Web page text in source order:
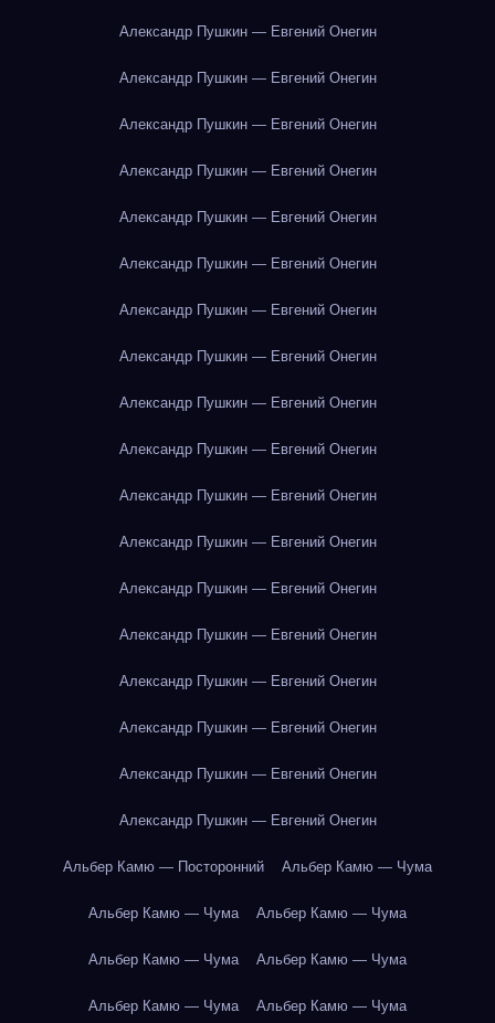
Александр Пушкин — Евгений Онегин
Александр Пушкин — Евгений Онегин
Александр Пушкин — Евгений Онегин
Александр Пушкин — Евгений Онегин
Александр Пушкин — Евгений Онегин
Александр Пушкин — Евгений Онегин
Александр Пушкин — Евгений Онегин
Александр Пушкин — Евгений Онегин
Александр Пушкин — Евгений Онегин
Александр Пушкин — Евгений Онегин
Александр Пушкин — Евгений Онегин
Александр Пушкин — Евгений Онегин
Александр Пушкин — Евгений Онегин
Александр Пушкин — Евгений Онегин
Александр Пушкин — Евгений Онегин
Александр Пушкин — Евгений Онегин
Александр Пушкин — Евгений Онегин
Александр Пушкин — Евгений Онегин
Альбер Камю — Посторонний Альбер Камю — Чума
Альбер Камю — Чума Альбер Камю — Чума
Альбер Камю — Чума Альбер Камю — Чума
Альбер Камю — Чума Альбер Камю — Чума